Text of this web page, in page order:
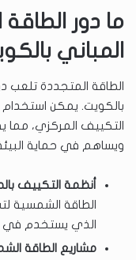
ما دور
المباني
الطاقة المتجددة تلعب
بالكويت. يمكن
التكييف المركزي، مما
ويساهم في حماية
أنظمة التكييف
الطاقة الشمسية
الذي يستخدم في
مشاريع الطاقة